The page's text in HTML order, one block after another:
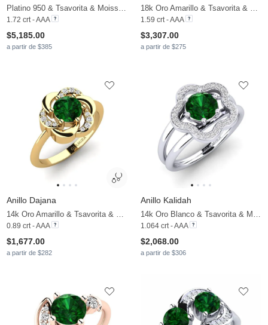
Platino 950 & Tsavorita & Moissanita
1.72 crt - AAA
$5,185.00
a partir de $385
18k Oro Amarillo & Tsavorita & Moissanita
1.59 crt - AAA
$3,307.00
a partir de $275
Anillo Dajana
14k Oro Amarillo & Tsavorita & Moissanita
0.89 crt - AAA
$1,677.00
a partir de $282
Anillo Kalidah
14k Oro Blanco & Tsavorita & Moissanita
1.064 crt - AAA
$2,068.00
a partir de $306